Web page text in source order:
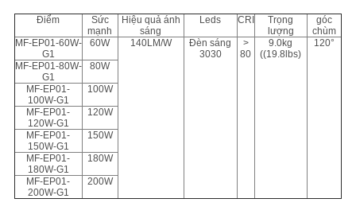
Điểm
Sức
mạnh
Hiệu quả ánh
sáng
Leds CRI
Trọng
lượng
góc
chùm
MF-EP01-60W-
G1
60W 140LM/W
Đèn sáng
3030
>
80
9.0kg
((19.8lbs)
120°
MF-EP01-80W-
G1
80W
MF-EP01-
100W-G1
100W
MF-EP01-
120W-G1
120W
MF-EP01-
150W-G1
150W
MF-EP01-
180W-G1
180W
MF-EP01-
200W-G1
200W